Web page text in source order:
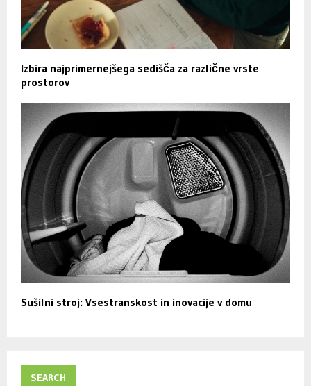
Izbira najprimernejšega sedišča za različne vrste
prostorov
Sušilni stroj: Vsestranskost in inovacije v domu
SEARCH